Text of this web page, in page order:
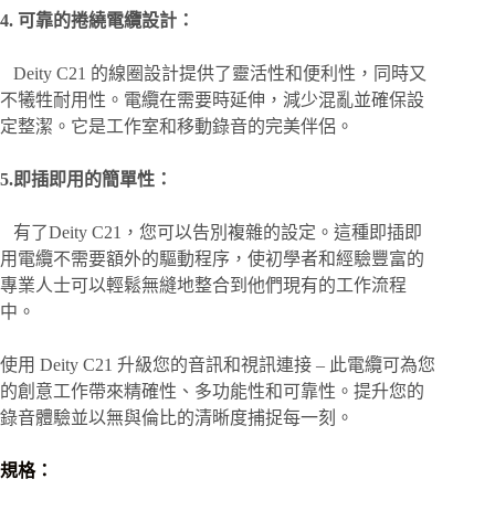
4. 可靠的捲繞電纜設計：
Deity C21 的線圈設計提供了靈活性和便利性，同時又
不犧牲耐用性。電纜在需要時延伸，減少混亂並確保設
定整潔。它是工作室和移動錄音的完美伴侶。
5.即插即用的簡單性：
有了Deity C21，您可以告別複雜的設定。這種即插即
用電纜不需要額外的驅動程序，使初學者和經驗豐富的
專業人士可以輕鬆無縫地整合到他們現有的工作流程
中。
使用 Deity C21 升級您的音訊和視訊連接 – 此電纜可為您
的創意工作帶來精確性、多功能性和可靠性。提升您的
錄音體驗並以無與倫比的清晰度捕捉每一刻。
規格：